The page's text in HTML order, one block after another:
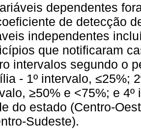
dependentes
de detecção
independentes
que notificaram
intervalos segundo o
- 1º intervalo, ≤25%;
≥50% e <75%; e
do estado (Centro-
Sudeste).